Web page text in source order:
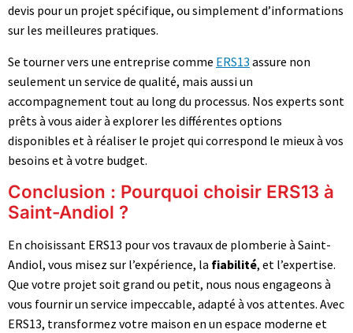
devis pour un projet spécifique, ou simplement d’informations
sur les meilleures pratiques.
Se tourner vers une entreprise comme ERS13 assure non
seulement un service de qualité, mais aussi un
accompagnement tout au long du processus. Nos experts sont
prêts à vous aider à explorer les différentes options
disponibles et à réaliser le projet qui correspond le mieux à vos
besoins et à votre budget.
Conclusion : Pourquoi choisir ERS13 à
Saint-Andiol ?
En choisissant ERS13 pour vos travaux de plomberie à Saint-
Andiol, vous misez sur l’expérience, la fiabilité, et l’expertise.
Que votre projet soit grand ou petit, nous nous engageons à
vous fournir un service impeccable, adapté à vos attentes. Avec
ERS13, transformez votre maison en un espace moderne et